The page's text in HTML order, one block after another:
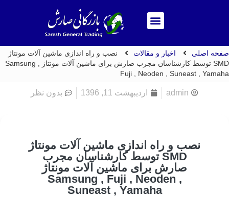
اصلی اخبار و مقالات
نصب و راه اندازی ماشین آلات مونتاژ
SMD توسط کارشناسان مجرب صارش برای ماشین آلات مونتاژ Samsung ,
Fuji , Neoden , Suneast ,
admin اردیبهشت 11, 1396 بدون نظر
نصب و راه اندازی ماشین آلات مونتاژ
SMD توسط کارشناسان مجرب
صارش برای ماشین آلات مونتاژ
Samsung , Fuji , Neoden ,
Suneast , Yamaha